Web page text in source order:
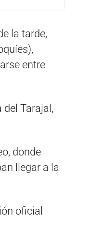
la tarde,
entre
Tarajal,
donde
llegar a la
oficial